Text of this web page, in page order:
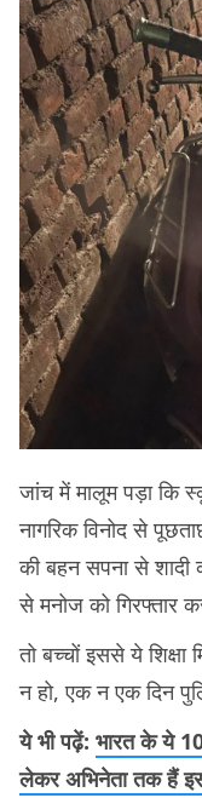
जांच में मालूम पड़ा कि
नागरिक विनोद से
की बहन सपना से
से मनोज को गिरफ्तार
तो बच्चों इससे ये शिक्षा
न हो, एक न एक दिन
ये भी पढ़ें: भारत के ये
लेकर अभिनेता तक हैं